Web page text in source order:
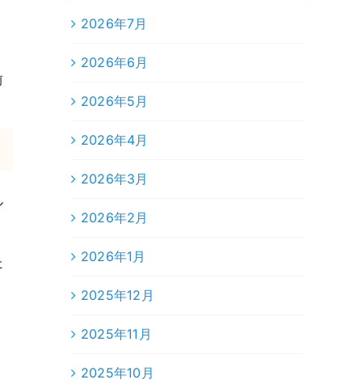
2026年7月
2026年6月
2026年5月
2026年4月
2026年3月
2026年2月
2026年1月
2025年12月
2025年11月
2025年10月